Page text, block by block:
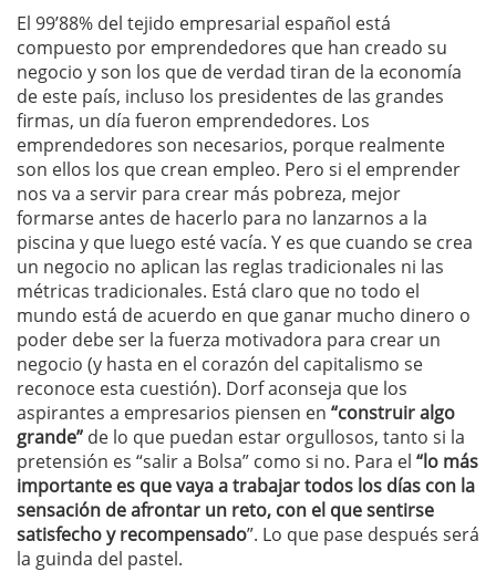
El 99’88% del tejido empresarial español está
compuesto por emprendedores que han creado su
negocio y son los que de verdad tiran de la economía
de este país, incluso los presidentes de las grandes
firmas, un día fueron emprendedores. Los
emprendedores son necesarios, porque realmente
son ellos los que crean empleo. Pero si el emprender
nos va a servir para crear más pobreza, mejor
formarse antes de hacerlo para no lanzarnos a la
piscina y que luego esté vacía. Y es que cuando se crea
un negocio no aplican las reglas tradicionales ni las
métricas tradicionales. Está claro que no todo el
mundo está de acuerdo en que ganar mucho dinero o
poder debe ser la fuerza motivadora para crear un
negocio (y hasta en el corazón del capitalismo se
reconoce esta cuestión). Dorf aconseja que los
aspirantes a empresarios piensen en “construir algo
grande” de lo que puedan estar orgullosos, tanto si la
pretensión es “salir a Bolsa” como si no. Para el “lo más
importante es que vaya a trabajar todos los días con la
sensación de afrontar un reto, con el que sentirse
satisfecho y recompensado”. Lo que pase después será
la guinda del pastel.